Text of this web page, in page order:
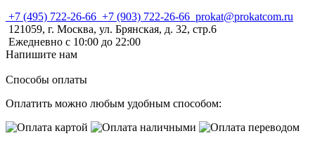
+7 (495) 722-26-66 +7 (903) 722-26-66 prokat@prokatcom.ru
121059, г. Москва, ул. Брянская, д. 32, стр.6
Ежедневно с 10:00 до 22:00
Напишите нам
Способы оплаты
Оплатить можно любым удобным способом: